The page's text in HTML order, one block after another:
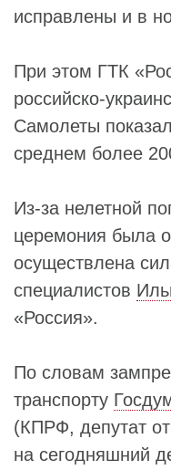
исправлены и в
При этом ГТК
российско-
Самолеты
среднем более
Из-за нелетной
церемония была
осуществлена
специалистов
«Россия».
По словам
транспорту
(КПРФ, депутат
на сегодняшний